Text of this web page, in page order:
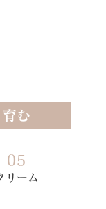
育む
05
リーム